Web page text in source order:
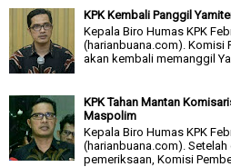
KPK Kembali Panggil
Kepala Biro Humas KPK
(harianbuana.com). Komisi
akan kembali memanggil
KPK Tahan Mantan
Maspolim
Kepala Biro Humas KPK
(harianbuana.com).
pemeriksaan, Komisi